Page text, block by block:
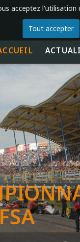
acceptez l'utilisation
Tout accepter